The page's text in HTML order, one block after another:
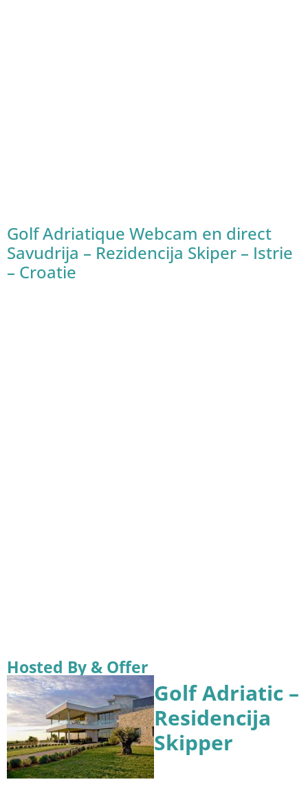
Golf Adriatique Webcam en direct
Savudrija – Rezidencija Skiper – Istrie
– Croatie
Hosted By & Offer
Golf Adriatic –
Residencija
Skipper